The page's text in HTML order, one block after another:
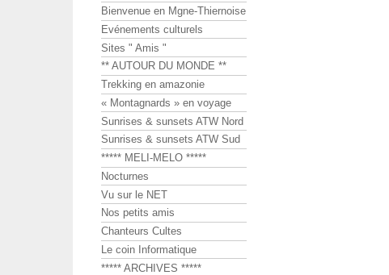
Bienvenue en Mgne-Thiernoise
Evénements culturels
Sites " Amis "
** AUTOUR DU MONDE **
Trekking en amazonie
« Montagnards » en voyage
Sunrises & sunsets ATW Nord
Sunrises & sunsets ATW Sud
***** MELI-MELO *****
Nocturnes
Vu sur le NET
Nos petits amis
Chanteurs Cultes
Le coin Informatique
***** ARCHIVES *****